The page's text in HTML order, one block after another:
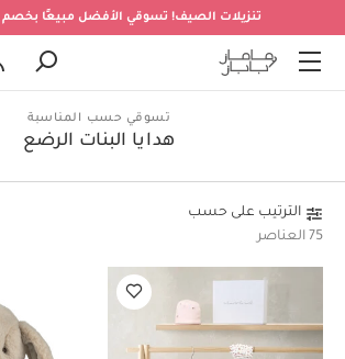
تنزيلات الصيف! تسوقي الأفضل مبيعًا بخصم
تسوقي حسب المناسبة
هدايا البنات الرضع
الترتيب على حسب
75 العناصر